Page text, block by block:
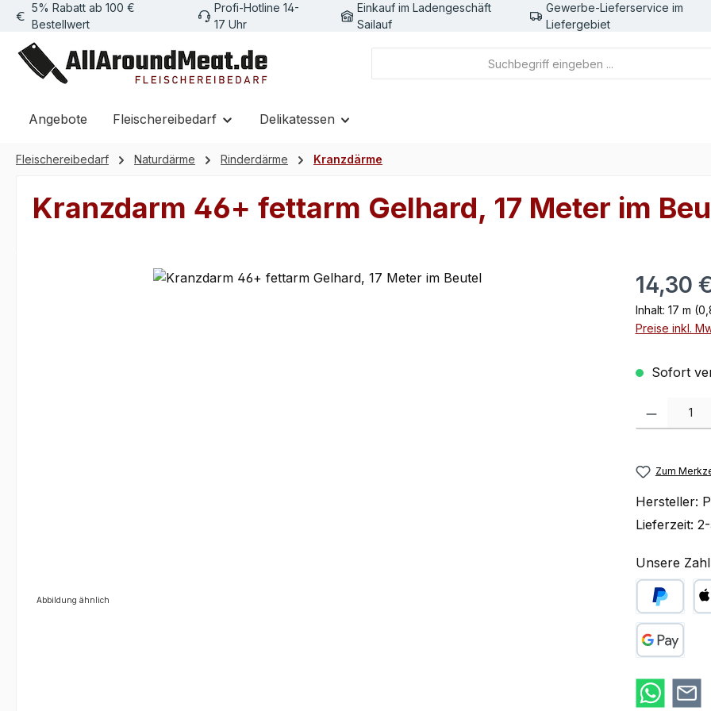
Hauptinhalt springen
Zur Suche springen
Zur Hauptnavigation springen
5% Rabatt ab 100 €
Bestellwert
Profi-Hotline 14-
17 Uhr
Einkauf im Ladengeschäft
Sailauf
Gewerbe-Lieferservice im
Liefergebiet
Angebote Fleischereibedarf Delikatessen
Fleischereibedarf Naturdärme Rinderdärme Kranzdärme
Kranzdarm 46+ fettarm Gelhard, 17 Meter im
Bildergalerie überspringen
Abbildung ähnlich
Regulärer
14,30 €
Inhalt: 17 m
Preise inkl.
Sofort
Produkt
Zum
Hersteller:
Lieferzeit:
Unsere
PayPal